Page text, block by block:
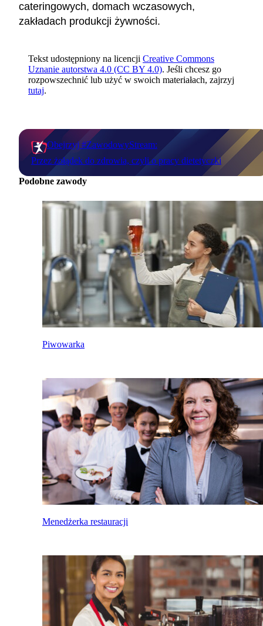
cateringowych, domach wczasowych,
zakładach produkcji żywności.
Tekst udostępniony na licencji Creative Commons
Uznanie autorstwa 4.0 (CC BY 4.0). Jeśli chcesz go
rozpowszechnić lub użyć w swoich materiałach, zajrzyj
tutaj.
Obejrzyj #ZawodowyStream:
Przez żołądek do zdrowia, czyli o pracy dietetyczki
Podobne zawody
Piwowarka
Menedżerka restauracji